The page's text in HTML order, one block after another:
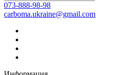
073-888-98-98
carboma.ukraine@gmail.com